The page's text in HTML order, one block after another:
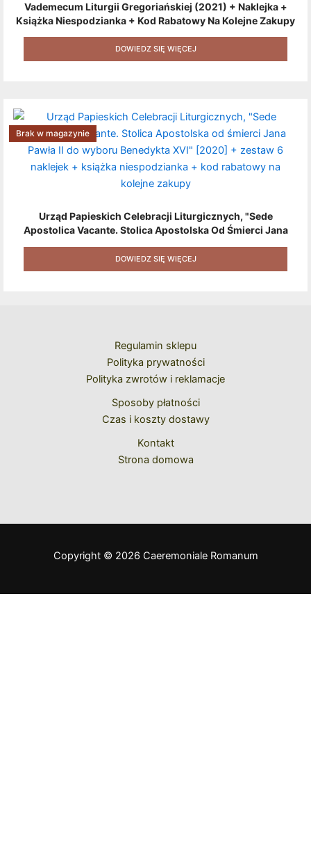
Vademecum Liturgii Gregoriańskiej (2021) + Naklejka +
Książka Niespodzianka + Kod Rabatowy Na Kolejne Zakupy
+ Gratis (książka W Formacie Elektronicznym) [zestaw 3
Produktów + Kod Rabatowy + Gratis]
DOWIEDZ SIĘ WIĘCEJ
Urząd Papieskich Celebracji Liturgicznych, "Sede
Apostolica Vacante. Stolica Apostolska Od Śmierci Jana
Pawła II Do Wyboru Benedykta XVI" [2020] + Zestaw 6
Naklejek + Książka Niespodzianka + Kod Rabatowy Na
Kolejne Zakupy
Brak w magazynie
DOWIEDZ SIĘ WIĘCEJ
Regulamin sklepu
Polityka prywatności
Polityka zwrotów i reklamacje
Sposoby płatności
Czas i koszty dostawy
Kontakt
Strona domowa
Copyright © 2026 Caeremoniale Romanum